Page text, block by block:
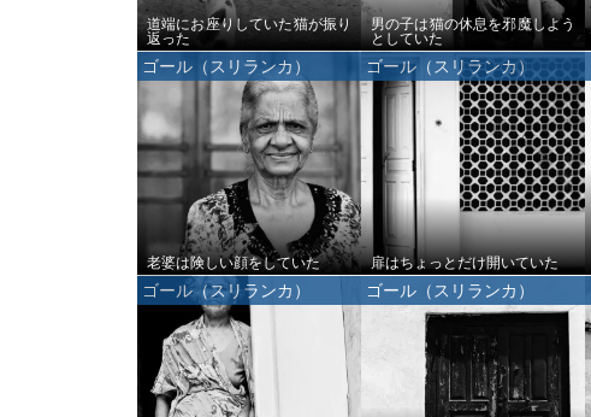
道端にお座りしていた猫が振り
返った
男の子は猫の休息を邪魔しよう
としていた
ゴール（スリランカ）
老婆は険しい顔をしていた
ゴール（スリランカ）
扉はちょっとだけ開いていた
ゴール（スリランカ） ゴール（スリランカ）